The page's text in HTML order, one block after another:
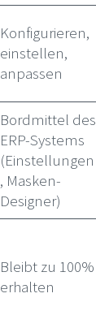
Konfigurieren,
einstellen,
anpassen
Bordmittel des
ERP-Systems
(Einstellungen
, Masken-
Designer)
Bleibt zu 100%
erhalten